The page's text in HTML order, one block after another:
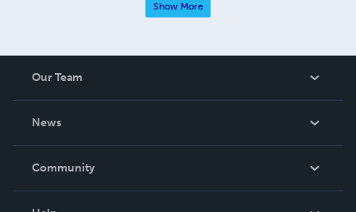
Show More
Our Team
News
In The News
Community